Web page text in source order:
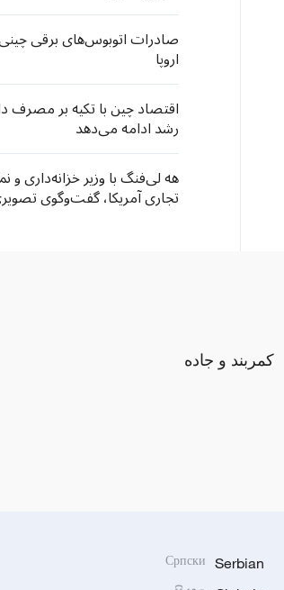
صادرات اتوبوس‌های برقی
اروپا
اقتصاد چین با تکیه بر مصرف
رشد ادامه می‌دهد
هه لی‌فنگ با وزیر خزانه‌داری و
تجاری آمریکا، گفت‌وگوی
کمربند و جاده
Serbian
Српски